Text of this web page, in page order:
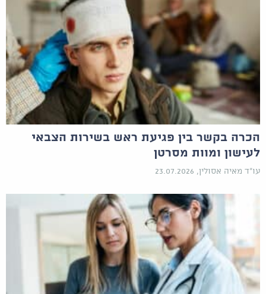
הכרה בקשר בין פגיעת ראש בשירות הצבאי
לעישון ומוות מסרטן
עו"ד מאיה אסולין, 23.07.2026